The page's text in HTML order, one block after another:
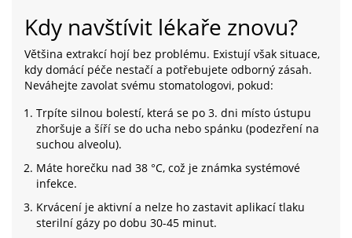
Kdy navštívit lékaře znovu?
Většina extrakcí hojí bez problému. Existují však situace,
kdy domácí péče nestačí a potřebujete odborný zásah.
Neváhejte zavolat svému stomatologovi, pokud:
Trpíte silnou bolestí, která se po 3. dni místo ústupu
zhoršuje a šíří se do ucha nebo spánku (podezření na
suchou alveolu).
Máte horečku nad 38 °C, což je známka systémové
infekce.
Krvácení je aktivní a nelze ho zastavit aplikací tlaku
sterilní gázy po dobu 30-45 minut.